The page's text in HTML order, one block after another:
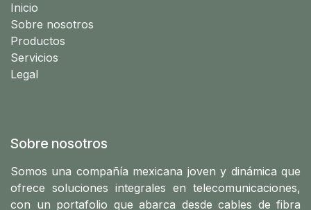
Ini​cio
Sobre nosotros
Productos
Servicios
Legal
Sobre nosotros
Somos una compañía mexicana joven y dinámica que
ofrece soluciones integrales en telecomunicaciones,
con un portafolio que abarca desde cables de fibra